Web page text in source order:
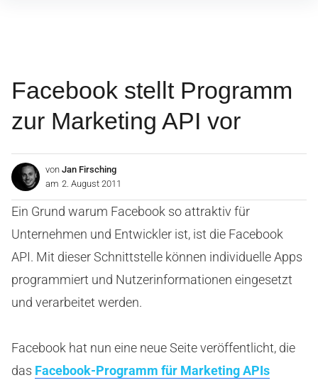
Facebook stellt Programm
zur Marketing API vor
von Jan Firsching
am 2. August 2011
Ein Grund warum Facebook so attraktiv für
Unternehmen und Entwickler ist, ist die Facebook
API. Mit dieser Schnittstelle können individuelle Apps
programmiert und Nutzerinformationen eingesetzt
und verarbeitet werden.
Facebook hat nun eine neue Seite veröffentlicht, die
das Facebook-Programm für Marketing APIs